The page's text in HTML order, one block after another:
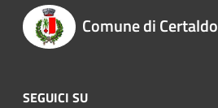
Comune di Certaldo
SEGUICI SU